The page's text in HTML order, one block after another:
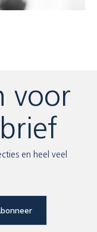
voor
en heel veel